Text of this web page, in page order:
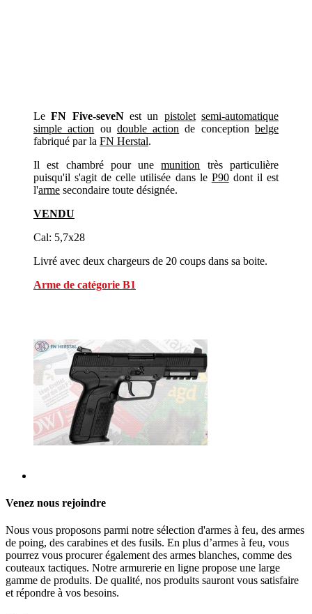
LeFN Five-seveNest un pistolet semi-automatique
simple action ou double action de conceptionbelge
fabriqué par la FN Herstal.
Il est chambré pour unemunition très particulière
puisqu'il s'agit de celle utilisée dans le P90dont il est
l'arme secondaire toute désignée.
VENDU
Cal: 5,7x28
Livré avec deux chargeurs de 20 coups dans sa boite.
Arme de catégorie B1
Venez nous rejoindre
Nous vous proposons parmi notre sélection d'armes à feu, des armes
de poing, des carabines et des fusils. En plus d’armes à feu, vous
pourrez vous procurer également des armes blanches, comme des
couteaux tactiques. Notre armurerie en ligne propose une large
gamme de produits. De qualité, nos produits sauront vous satisfaire
et répondre à vos besoins.